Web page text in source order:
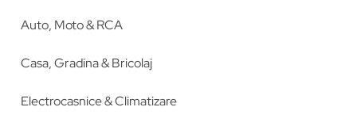
Auto, Moto & RCA
Casa, Gradina & Bricolaj
Electrocasnice & Climatizare